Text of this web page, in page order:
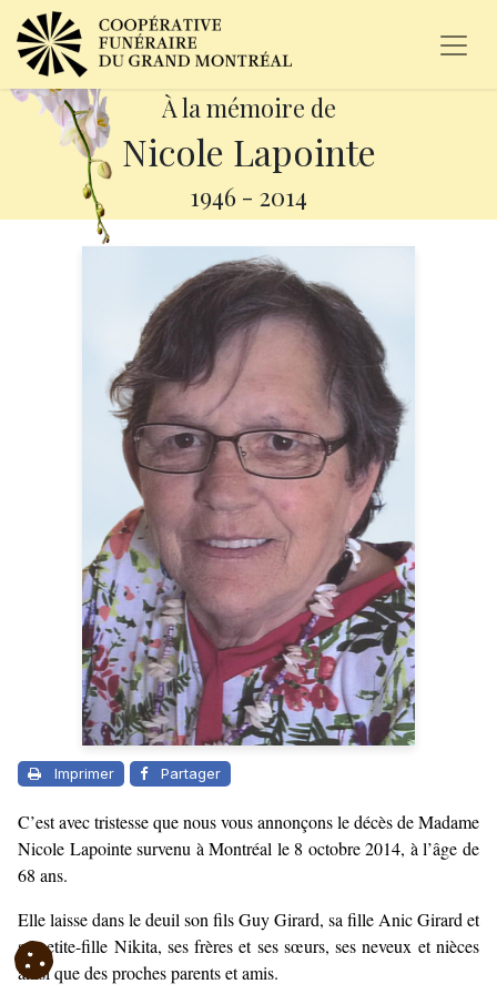
À la mémoire de
Nicole Lapointe
1946 - 2014
Imprimer Partager
C’est avec tristesse que nous vous annonçons le décès de Madame
Nicole Lapointe survenu à Montréal le 8 octobre 2014, à l’âge de
68 ans.
Elle laisse dans le deuil son fils Guy Girard, sa fille Anic Girard et
sa petite-fille Nikita, ses frères et ses sœurs, ses neveux et nièces
ainsi que des proches parents et amis.